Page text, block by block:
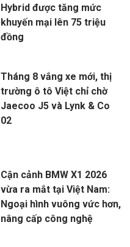
Hybrid được tăng mức
khuyến mại lên 75 triệu
đồng
Tháng 8 vắng xe mới, thị
trường ô tô Việt chỉ chờ
Jaecoo J5 và Lynk & Co
02
Cận cảnh BMW X1 2026
vừa ra mắt tại Việt Nam:
Ngoại hình vuông vức hơn,
nâng cấp công nghệ